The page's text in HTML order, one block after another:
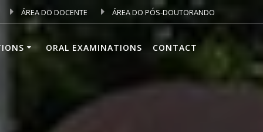
ÁREA DO DOCENTE ÁREA DO PÓS-DOUTORANDO
ORAL EXAMINATIONS CONTACT